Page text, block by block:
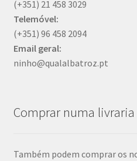
(+351) 21 458 3029
Telemóvel:
(+351) 96 458 2094
Email geral:
ninho@qualalbatroz.pt
Comprar numa livraria
Também podem comprar os